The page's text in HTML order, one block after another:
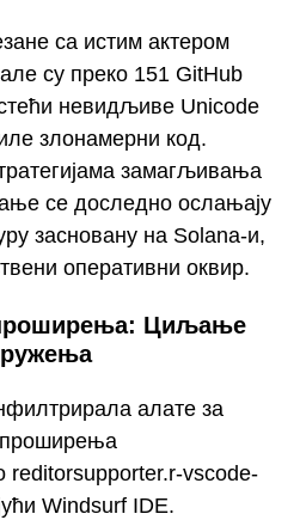
са истим актером
су преко 151 GitHub
невидљиве Unicode
злонамерни код.
замагљивања
се доследно ослањају
засновану на Solana-и,
оперативни оквир.
Циљање
алате за
проширења
reditorsupporter.r-vscode-
Windsurf IDE.